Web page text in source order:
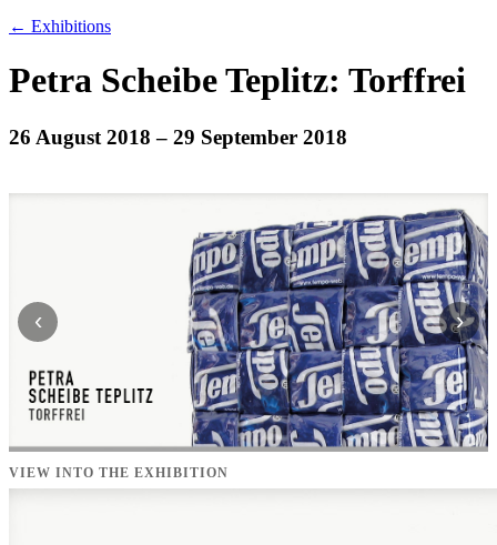
← Exhibitions
Petra Scheibe Teplitz: Torffrei
26 August 2018 – 29 September 2018
‹ ›
VIEW INTO THE EXHIBITION